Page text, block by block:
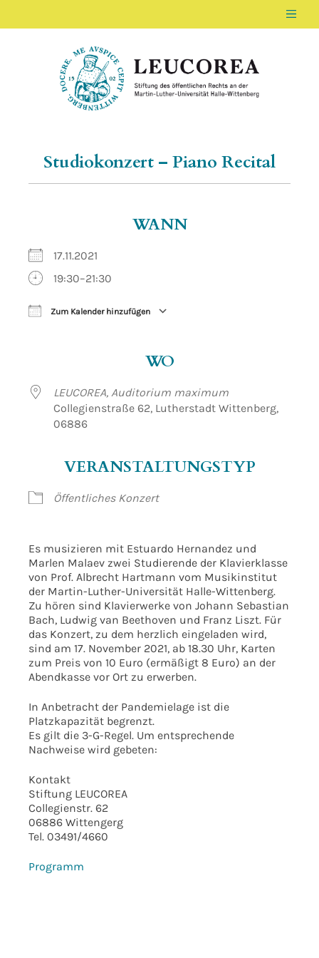
LEUCOREA DE
Stiftung des öffentlichen Rechts an der
Studiokonzert – Piano Recital
WANN
17.11.2021
19:30–21:30
Zum Kalender hinzufügen
WO
LEUCOREA, Auditorium maximum
Collegienstraße 62, Lutherstadt Wittenberg,
06886
VERANSTALTUNGSTYP
Öffentliches Konzert
Es musizieren mit Estuardo Hernandez und
Marlen Malaev zwei Studierende der Klavierklasse
von Prof. Albrecht Hartmann vom Musikinstitut
der Martin-Luther-Universität Halle-Wittenberg.
Zu hören sind Klavierwerke von Johann Sebastian
Bach, Ludwig van Beethoven und Franz Liszt. Für
das Konzert, zu dem herzlich eingeladen wird,
sind am 17. November 2021, ab 18.30 Uhr, Karten
zum Preis von 10 Euro (ermäßigt 8 Euro) an der
Abendkasse vor Ort zu erwerben.
In Anbetracht der Pandemielage ist die
Platzkapazität begrenzt.
Es gilt die 3-G-Regel. Um entsprechende
Nachweise wird gebeten:
Kontakt
Stiftung LEUCOREA
Collegienstr. 62
06886 Wittengerg
Tel. 03491/4660
Programm